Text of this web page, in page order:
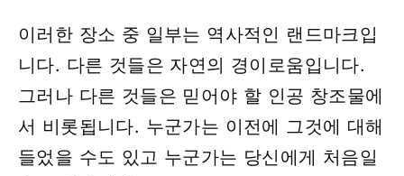
이러한 장소 중 일부는 역사적인 랜드마크입
니다. 다른 것들은 자연의 경이로움입니다.
그러나 다른 것들은 믿어야 할 인공 창조물에
서 비롯됩니다. 누군가는 이전에 그것에 대해
들었을 수도 있고 누군가는 당신에게 처음일